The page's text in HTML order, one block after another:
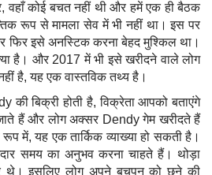
कोई बचत नहीं थी और हमें एक ही बैठक
रूप से मामला सेव में भी नहीं था। इस पर
फिर इसे अनस्टिक करना बेहद मुश्किल था।
है। और 2017 में भी इसे खरीदने वाले लोग
है, यह एक वास्तविक तथ्य है।
की बिक्री होती है, विक्रेता आपको बताएंगे
जाते हैं और लोग अक्सर Dendy गेम खरीदते हैं
में, यह एक तार्किक व्याख्या हो सकती है।
समय का अनुभव करना चाहते हैं। थोड़ा
इसलिए लोग अपने बचपन को छूने की